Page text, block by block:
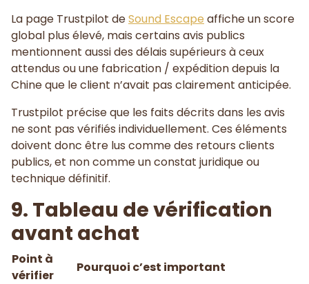
La page Trustpilot deSound Escape affiche un score
global plus élevé, mais certains avis publics
mentionnent aussi des délais supérieurs à ceux
attendus ou une fabrication / expédition depuis la
Chine que le client n’avait pas clairement anticipée.
Trustpilot précise que les faits décrits dans les avis
ne sont pas vérifiés individuellement. Ces éléments
doivent donc être lus comme des retours clients
publics, et non comme un constat juridique ou
technique définitif.
9. Tableau de vérification
avant achat
Point à
vérifier
Pourquoi c’est important